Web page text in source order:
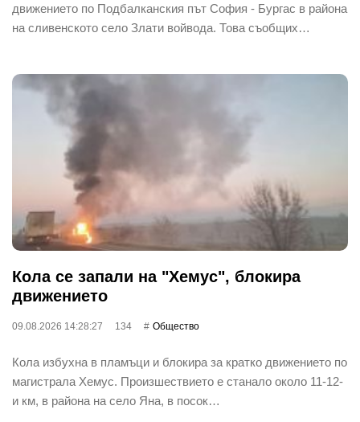
движението по Подбалканския път София - Бургас в района
на сливенското село Злати войвода. Това съобщих…
Кола се запали на "Хемус", блокира
движението
09.08.2026 14:28:27 134 Общество
Кола избухна в пламъци и блокира за кратко движението по
магистрала Хемус. Произшествието е станало около 11-12-
и км, в района на село Яна, в посок…